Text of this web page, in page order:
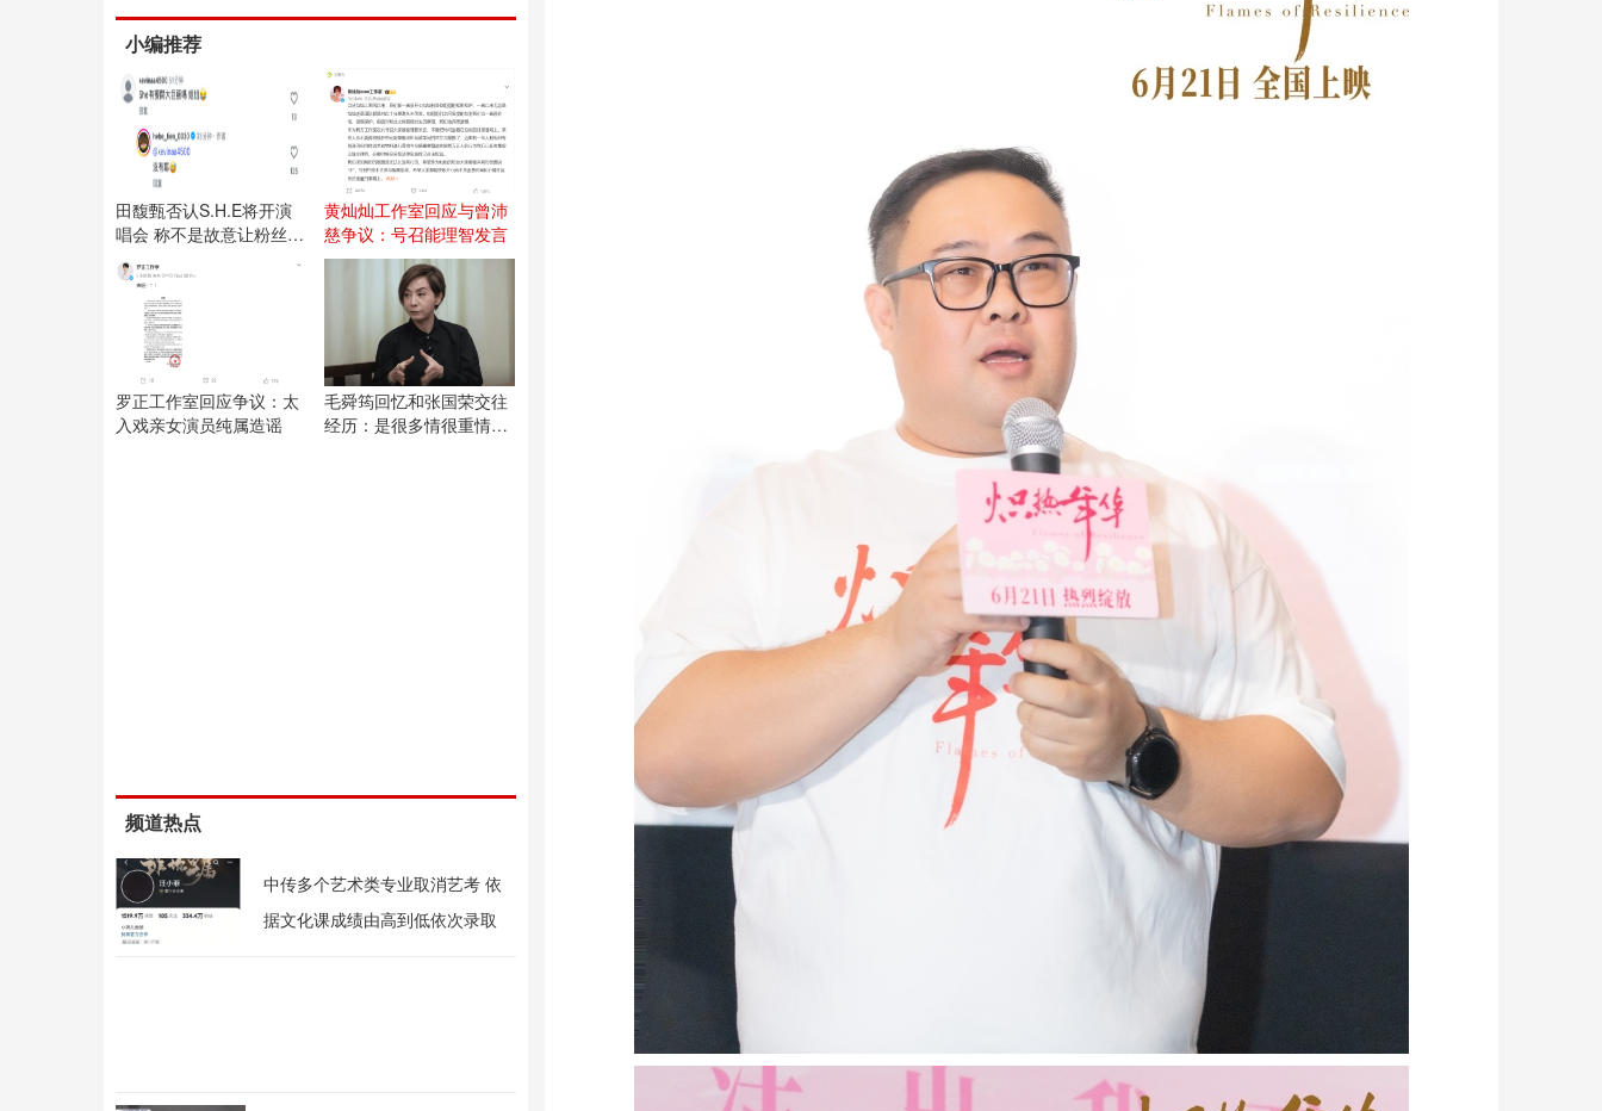
小编推荐
田馥甄否认S.H.E将开演
唱会 称不是故意让粉丝失
望
黄灿灿工作室回应与曾沛
慈争议：号召能理智发言
罗正工作室回应争议：太
入戏亲女演员纯属造谣
毛舜筠回忆和张国荣交往
经历：是很多情很重情的
频道热点
中传多个艺术类专业取消艺考 依
据文化课成绩由高到低依次录取